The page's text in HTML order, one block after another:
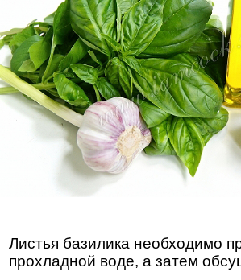
Листья базилика необходимо
прохладной воде, а затем